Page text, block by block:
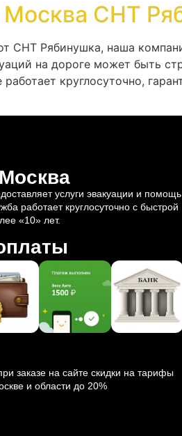
Москва СНТ
СНТ Рябинушка, наша
на дороге может быть
работает круглосуточно,
услуги эвакуации и помощь
работает круглосуточно с быстрой
«10» лет.
заказе на сайте скидки на тарифы
и области до 20%